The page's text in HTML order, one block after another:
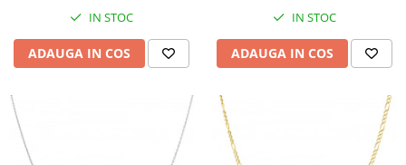
IN STOC
ADAUGA IN COS
IN STOC
ADAUGA IN COS